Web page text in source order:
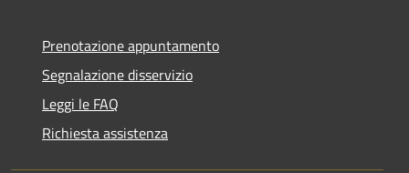
Prenotazione appuntamento
Segnalazione disservizio
Leggi le FAQ
Richiesta assistenza